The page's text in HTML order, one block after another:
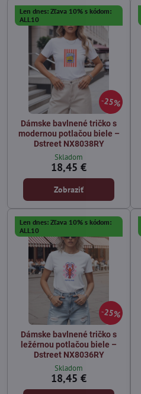
25%
Len dnes: Zľava 10% s kódom:
ALL10
Dámske bavlnené tričko s
modernou potlačou biele –
Dstreet NX8038RY
Skladom
18,45 €
Zobraziť
25%
Len dnes: Zľava 10% s kódom:
ALL10
Dámske bavlnené tričko s
ležérnou potlačou biele –
Dstreet NX8036RY
Skladom
18,45 €